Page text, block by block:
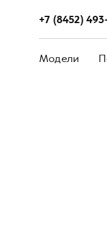
+7 (8452)
Модели